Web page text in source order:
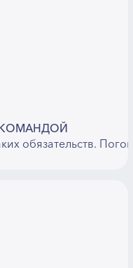
КОМАНДОЙ
обязательств.